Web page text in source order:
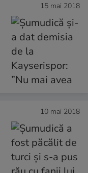
15 mai 2018
10 mai 2018